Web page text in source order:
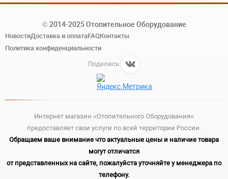
© 2014-2025 Отопительное Оборудование
НовостиДоставка и оплатаFAQКонтакты
Политика конфиденциальности
Поделись:
Интернет магазин «Отопительного Оборудования»
предоставляет свои услуги по всей территории России.
Обращаем ваше внимание что актуальные цены и наличие товара
могут отличатся
от представленных на сайте, пожалуйста уточняйте у менеджера по
телефону.